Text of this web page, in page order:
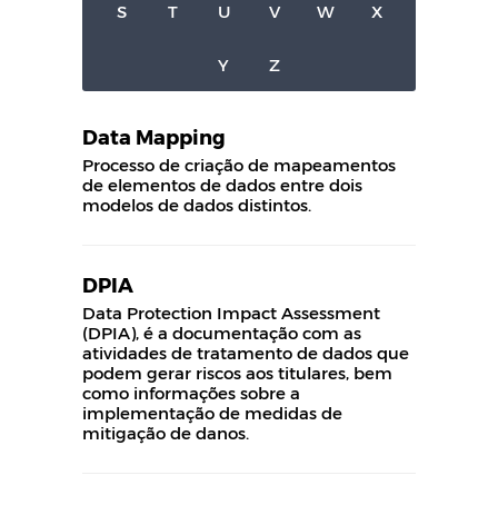
S T U V W X
Y Z
Data Mapping
Processo de criação de mapeamentos
de elementos de dados entre dois
modelos de dados distintos.
DPIA
Data Protection Impact Assessment
(DPIA), é a documentação com as
atividades de tratamento de dados que
podem gerar riscos aos titulares, bem
como informações sobre a
implementação de medidas de
mitigação de danos.